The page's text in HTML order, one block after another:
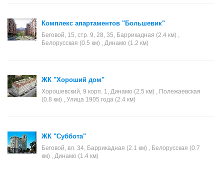
Комплекс апартаментов "Большевик"
Беговой, 15, стр. 9, 28, 35, Баррикадная (2.4 км) ,
Белорусская (0.5 км) , Динамо (1.2 км)
ЖК "Хороший дом"
Хорошевский, 9 корп. 1, Динамо (2.5 км) , Полежаевская
(0.8 км) , Улица 1905 года (2.4 км)
ЖК "Суббота"
Беговой, вл. 34, Баррикадная (2.1 км) , Белорусская (0.7
км) , Динамо (1.4 км)